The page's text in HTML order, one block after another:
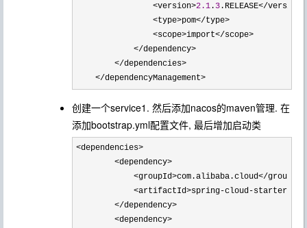
                <version>
2.1 . 3 .RELEASE</version>
                <type>pom</type>
                <scope>import</scope>
            </dependency>
        </dependencies>
    </dependencyManagement>
创建一个service1. 然后添加nacos的maven管理. 在
添加bootstrap.yml配置文件, 最后增加启动类
<dependencies>
        <dependency>
            <groupId>com.alibaba.cloud</groupId>
<artifactId>spring-cloud-starter-
        </dependency>
        <dependency>